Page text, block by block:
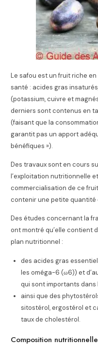
Le safou est un fruit riche
santé : acides gras
(potassium, cuivre et
derniers sont contenus en
(faisant que la
garantit pas un apport
bénéfiques »).
Des travaux sont en cours
l’exploitation nutritionnelle
commercialisation de ce
contenir une petite quantité
Des études concernant la
ont montré qu’elle contient
plan nutritionnel :
des acides gras
les oméga-6 (ω6)) et
qui sont importants
ainsi que des
sitostérol, ergostérol et
taux de cholestérol.
Composition nutritionnelle